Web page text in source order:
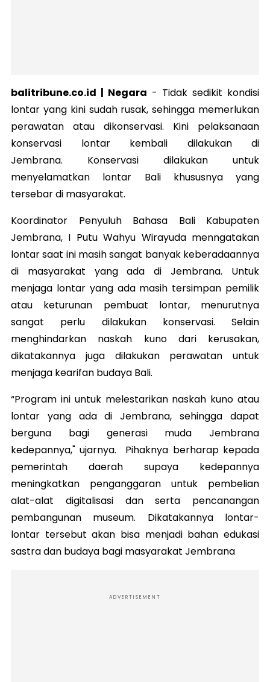
balitribune.co.id | Negara - Tidak sedikit kondisi
lontar yang kini sudah rusak, sehingga memerlukan
perawatan atau dikonservasi. Kini pelaksanaan
konservasi lontar kembali dilakukan di
Jembrana. Konservasi dilakukan untuk
menyelamatkan lontar Bali khususnya yang
tersebar di masyarakat.
Koordinator Penyuluh Bahasa Bali Kabupaten
Jembrana, I Putu Wahyu Wirayuda menngatakan
lontar saat ini masih sangat banyak keberadaannya
di masyarakat yang ada di Jembrana. Untuk
menjaga lontar yang ada masih tersimpan pemilik
atau keturunan pembuat lontar, menurutnya
sangat perlu dilakukan konservasi. Selain
menghindarkan naskah kuno dari kerusakan,
dikatakannya juga dilakukan perawatan untuk
menjaga kearifan budaya Bali.
“Program ini untuk melestarikan naskah kuno atau
lontar yang ada di Jembrana, sehingga dapat
berguna bagi generasi muda Jembrana
kedepannya," ujarnya. Pihaknya berharap kepada
pemerintah daerah supaya kedepannya
meningkatkan penganggaran untuk pembelian
alat-alat digitalisasi dan serta pencanangan
pembangunan museum. Dikatakannya lontar-
lontar tersebut akan bisa menjadi bahan edukasi
sastra dan budaya bagi masyarakat Jembrana
ADVERTISEMENT